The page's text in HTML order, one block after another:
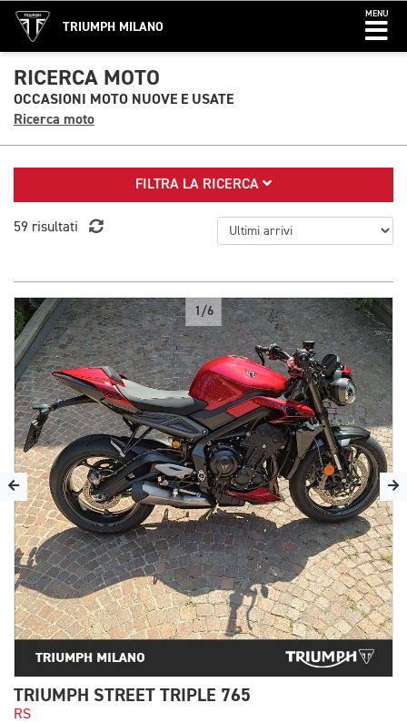
TRIUMPH MILANO
MENU
RICERCA MOTO
OCCASIONI MOTO NUOVE E USATE
Ricerca moto
FILTRA LA RICERCA
59 risultati
1/6
TRIUMPH STREET TRIPLE 765
RS